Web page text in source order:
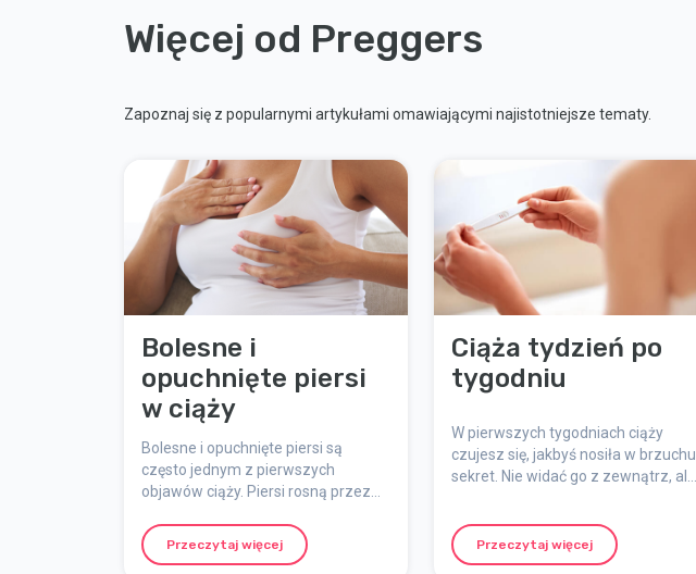
Więcej od Preggers
Zapoznaj się z popularnymi artykułami omawiającymi najistotniejsze tematy.
Bolesne i
opuchnięte piersi
w ciąży
Bolesne i opuchnięte piersi są
często jednym z pierwszych
objawów ciąży. Piersi rosną przez
wzrosnąć co najmniej o jeden. Jeśli
planujesz karmienie piersią, być
Przeczytaj więcej
Ciąża tydzień po
tygodniu
W pierwszych tygodniach ciąży
czujesz się, jakbyś nosiła w brzuchu
sekret. Nie widać go z zewnątrz, ale
ciąży? Jak wykonać test ciążowy? I
co dzieje się z dzieckiem tydzień po
Przeczytaj więcej